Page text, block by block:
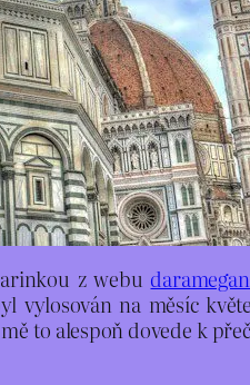
z webu
na měsíc
to alespoň dovede k